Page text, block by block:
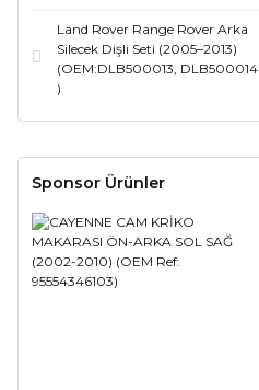
Land Rover Range Rover Arka
Silecek Dişli Seti (2005–2013)
(OEM:DLB500013, DLB500014
)
Sponsor Ürünler